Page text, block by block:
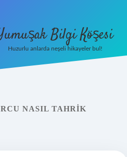
Bilgi Köşesi
Huzurlu anlarda neşeli hikayeler bul!
NASIL TAHRIK